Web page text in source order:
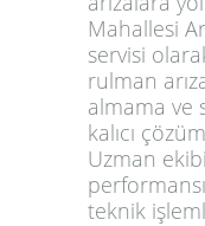
Mahallesi
servisi
rulman
almama ve
kalıcı
Uzman
teknik